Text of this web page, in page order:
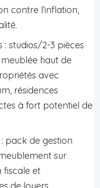
contre l’inflation,
: studios/2-3 pièces
haut de
avec
résidences
à fort potentiel de
pack de gestion
sur
fiscale et
de loyers.